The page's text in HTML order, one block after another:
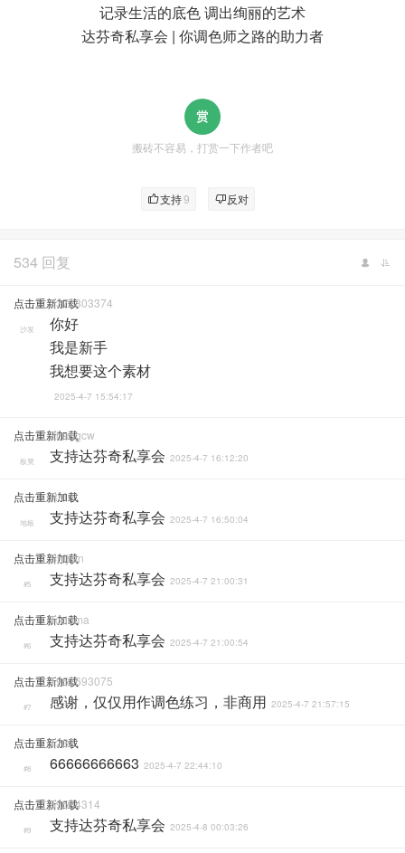
记录生活的底色 调出绚丽的艺术
达芬奇私享会 | 你调色师之路的助力者
搬砖不容易，打赏一下作者吧
支持9 反对
534 回复
点击重新加载2377803374
沙发
你好
我是新手
我想要这个素材
2025-4-7 15:54:17
点击重新加载
Zhangcw
板凳 支持达芬奇私享会 2025-4-7 16:12:20
点击重新加载
Rui
地板 支持达芬奇私享会 2025-4-7 16:50:04
点击重新加载
Shijian
#5 支持达芬奇私享会 2025-4-7 21:00:31
点击重新加载
Toddma
#6 支持达芬奇私享会 2025-4-7 21:00:54
点击重新加载1957693075
#7 感谢，仅仅用作调色练习，非商用 2025-4-7 21:57:15
点击重新加载
1232
#8 66666666663 2025-4-7 22:44:10
点击重新加载
59564314
#9 支持达芬奇私享会 2025-4-8 00:03:26